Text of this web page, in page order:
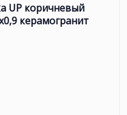
UP коричневый
керамогранит